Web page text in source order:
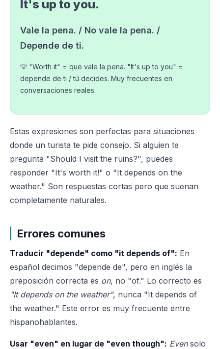
It's up to you.
Vale la pena. / No vale la pena. /
Depende de ti.
💡 "Worth it" = que vale la pena. "It's up to you" =
depende de ti / tú decides. Muy frecuentes en
conversaciones reales.
Estas expresiones son perfectas para situaciones
donde un turista te pide consejo. Si alguien te
pregunta "Should I visit the ruins?", puedes
responder "It's worth it!" o "It depends on the
weather." Son respuestas cortas pero que suenan
completamente naturales.
Errores comunes
Traducir "depende" como "it depends of": En
español decimos "depende de", pero en inglés la
preposición correcta es on, no "of." Lo correcto es
"It depends on the weather", nunca "It depends of
the weather." Este error es muy frecuente entre
hispanohablantes.
Usar "even" en lugar de "even though": Evensolo